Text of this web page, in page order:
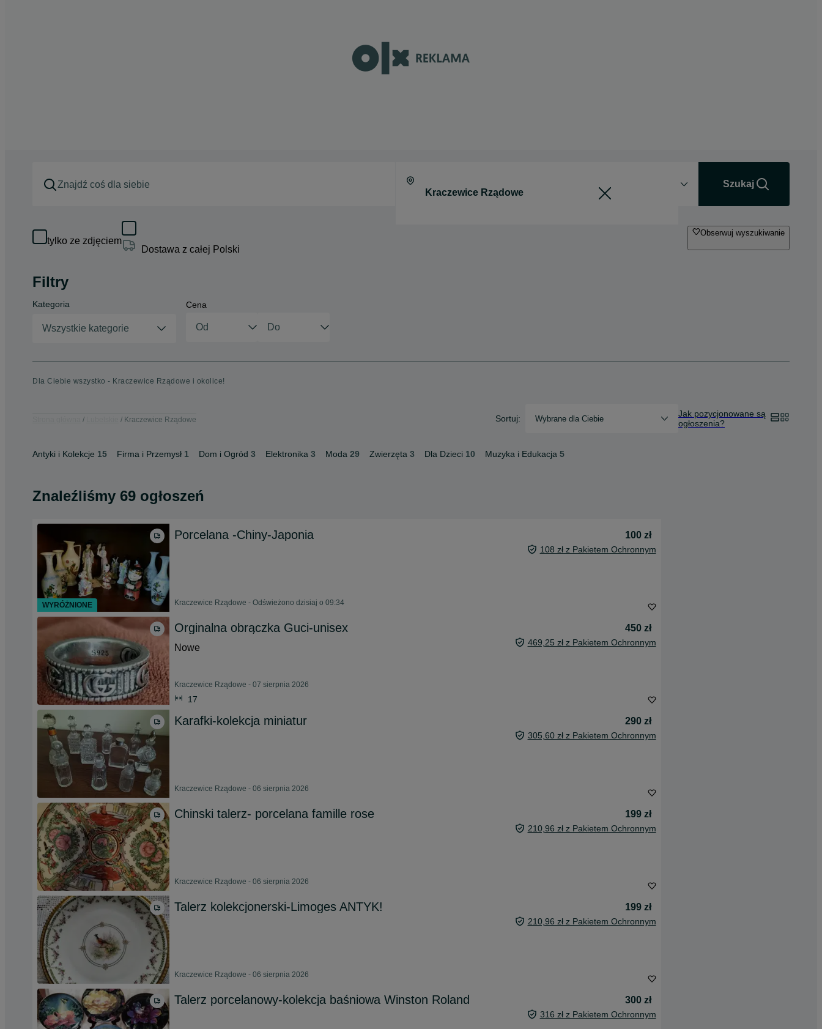
Szukaj
tylko ze zdjęciem
Dostawa z całej Polski
Obserwuj wyszukiwanie
Filtry
Kategoria
Wszystkie kategorie
Cena
Dla Ciebie wszystko - Kraczewice Rządowe i okolice!
Kraczewice Rządowe Sortuj: Wybrane dla Ciebie
Jak pozycjonowane są
ogłoszenia?
Antyki i Kolekcje 15 Firma i Przemysł 1 Dom i Ogród 3 Elektronika 3 Moda 29 Zwierzęta 3 Dla Dzieci 10 Muzyka i Edukacja 5
Znaleźliśmy 69 ogłoszeń
Porcelana -Chiny-Japonia 100 zł
108 zł z Pakietem Ochronnym
Kraczewice Rządowe - Odświeżono dzisiaj o 09:34
Orginalna obrączka Guci-unisex
450 zł
Nowe
469,25 zł z Pakietem Ochronnym
Kraczewice Rządowe - 07 sierpnia 2026
17
Karafki-kolekcja miniatur 290 zł
305,60 zł z Pakietem Ochronnym
Kraczewice Rządowe - 06 sierpnia 2026
Chinski talerz- porcelana famille rose 199 zł
210,96 zł z Pakietem Ochronnym
Kraczewice Rządowe - 06 sierpnia 2026
Talerz kolekcjonerski-Limoges ANTYK! 199 zł
210,96 zł z Pakietem Ochronnym
Kraczewice Rządowe - 06 sierpnia 2026
Talerz porcelanowy-kolekcja baśniowa Winston Roland 300 zł
316 zł z Pakietem Ochronnym
WYRÓŻNIONE